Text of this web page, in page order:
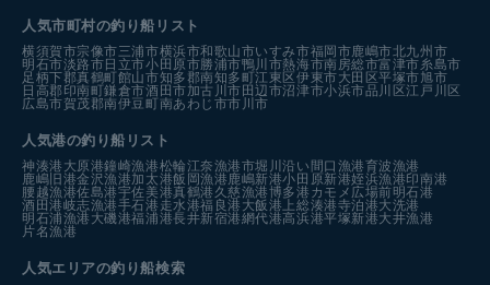
人気市町村の釣り船リスト
横須賀市宗像市三浦市横浜市和歌山市いすみ市福岡市鹿嶋市北九州市
明石市淡路市 日立市小田原市勝浦市鴨川市熱海市南房総市富津市糸島市
足柄下郡真鶴町館山市知多郡南知多町江東区伊東市大田区平塚市旭市
日高郡印南町鎌倉市酒田市加古川市 田辺市沼津市小浜市品川区江戸川区
広島市賀茂郡南伊豆町南あわじ市市川市
人気港の釣り船リスト
神湊港 大原港鐘崎漁港松輪江奈漁港市堀川沿い 間口漁港育波漁港
鹿嶋旧港金沢漁港加太港飯岡漁港鹿嶋新港小田原新港姪浜漁港印南港
腰越漁港佐島港宇佐美港真鶴港 久慈漁港博多港カモメ広場前明石港
酒田港岐志漁港手石港 走水港福良港 大飯港 上総湊港寺泊港大洗港
明石浦漁港 大磯港福浦港長井新宿港網代港高浜港平塚新港大井漁港
片名漁港
人気エリアの釣り船検索